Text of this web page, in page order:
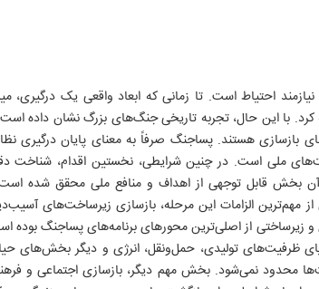
احتیاط است. تا زمانی که ابعاد واقعی یک درگیری،
با این حال، تجربه تاریخی جنگ‌های بزرگ نشان داده
بازسازی هستند. پساجنگ صرفاً به معنای پایان درگیری
ملی است. در چنین شرایطی، نخستین اقدام، شناخت
بخش قابل توجهی از اهداف و منافع ملی محقق شده
مهم‌ترین الزامات این مرحله، بازسازی زیرساخت‌های
از اصلی‌ترین محورهای برنامه‌های پساجنگ بوده
ظرفیت‌های تولیدی، حمل‌ونقل، انرژی و دیگر بخش‌های
محدود نمی‌شود. بخش مهم دیگر، بازسازی اجتماعی و